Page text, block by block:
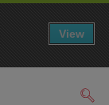
View